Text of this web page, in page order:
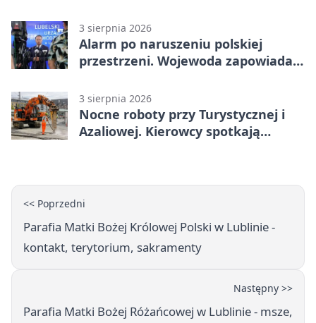
3 sierpnia 2026
Alarm po naruszeniu polskiej
przestrzeni. Wojewoda zapowiada
3 sierpnia 2026
Nocne roboty przy Turystycznej i
Azaliowej. Kierowcy spotkają
<< Poprzedni
Parafia Matki Bożej Królowej Polski w Lublinie -
kontakt, terytorium, sakramenty
Następny >>
Parafia Matki Bożej Różańcowej w Lublinie - msze,